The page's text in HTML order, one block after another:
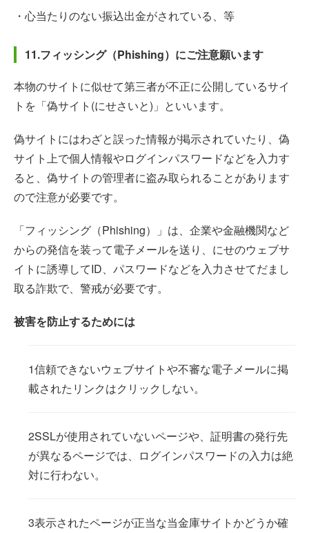
・心当たりのない振込出金がされている、等
11.フィッシング（Phishing）にご注意願います
本物のサイトに似せて第三者が不正に公開しているサイ
トを「偽サイト(にせさいと)」といいます。
偽サイトにはわざと誤った情報が掲示されていたり、偽
サイト上で個人情報やログインパスワードなどを入力す
ると、偽サイトの管理者に盗み取られることがあります
ので注意が必要です。
「フィッシング（Phishing）」は、企業や金融機関など
からの発信を装って電子メールを送り、にせのウェブサ
イトに誘導してID、パスワードなどを入力させてだまし
取る詐欺で、警戒が必要です。
被害を防止するためには
信頼できないウェブサイトや不審な電子メールに掲
載されたリンクはクリックしない。
SSLが使用されていないページや、証明書の発行先
が異なるページでは、ログインパスワードの入力は絶
対に行わない。
表示されたページが正当な当金庫サイトかどうか確